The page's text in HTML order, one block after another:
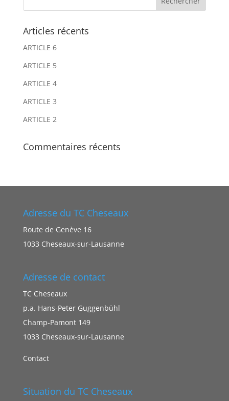
r
a
t
i
v
r
a
t
i
v
Articles récents
ARTICLE 6
ARTICLE 5
ARTICLE 4
ARTICLE 3
ARTICLE 2
Commentaires récents
Adresse du TC Cheseaux
Route de Genève 16
1033 Cheseaux-sur-Lausanne
Adresse de contact
TC Cheseaux
p.a. Hans-Peter Guggenbühl
Champ-Pamont 149
1033 Cheseaux-sur-Lausanne
Contact
Situation du TC Cheseaux